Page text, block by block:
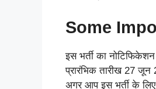
Some
इस भर्ती का
प्रारंभिक तारीख 27
अगर आप इस भर्ती के